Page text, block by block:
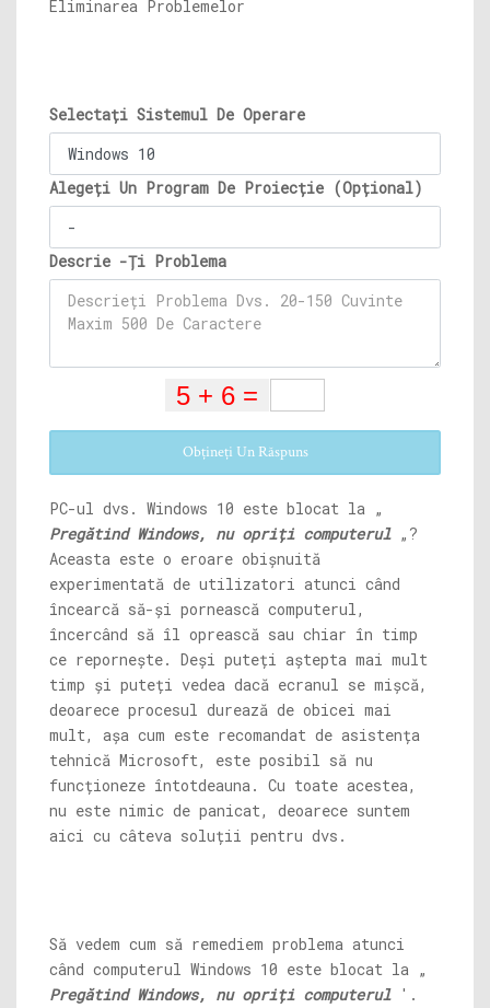
Eliminarea Problemelor
Selectați Sistemul De Operare
Alegeți Un Program De Proiecție (Opțional)
Descrie -Ți Problema
Obțineți Un Răspuns
PC-ul dvs. Windows 10 este blocat la „
Pregătind Windows, nu opriți computerul „?
Aceasta este o eroare obișnuită
experimentată de utilizatori atunci când
încearcă să-și pornească computerul,
încercând să îl oprească sau chiar în timp
ce repornește. Deși puteți aștepta mai mult
timp și puteți vedea dacă ecranul se mișcă,
deoarece procesul durează de obicei mai
mult, așa cum este recomandat de asistența
tehnică Microsoft, este posibil să nu
funcționeze întotdeauna. Cu toate acestea,
nu este nimic de panicat, deoarece suntem
aici cu câteva soluții pentru dvs.
Să vedem cum să remediem problema atunci
când computerul Windows 10 este blocat la „
Pregătind Windows, nu opriți computerul '.